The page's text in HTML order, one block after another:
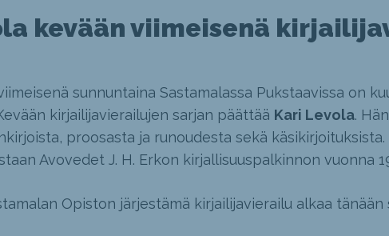
kevään viimeisenä
sunnuntaina Sastamalassa Pukstaavissa on
kirjailijavierailujen sarjan päättää Kari Levola.
proosasta ja runoudesta sekä käsikirjoituksista.
Avovedet J. H. Erkon kirjallisuuspalkinnon vuonna
Opiston järjestämä kirjailijavierailu alkaa tänään